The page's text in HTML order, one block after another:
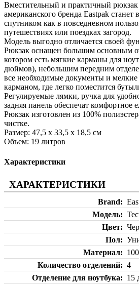
Вместительный и практичный
американского бренда Eastpak
спутником как в повседневном
путешествиях или поездках загород.
Модель выгодно отличается своей
Рюкзак оснащен большим основным
котором есть мягкие карманы для
дюймов), небольшим передним
все необходимые документы и
карманом, где легко поместится
Регулируемые лямки, ручка для
задняя панель обеспечат комфортное
Рюкзак изготовлен из 100%
чистке.
Размер: 47,5 х 33,5 х 18,5 см
Объем: 19 литров
Характеристики
ХАРАКТЕРИСТИКИ
Brand
Модель
Цвет
Пол
Материал
Количество отделений
4
Отделение для ноутбука
15